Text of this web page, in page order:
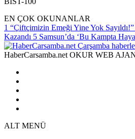
EN ÇOK OKUNANLAR
1 “Çiftçimizin Emeği Yine Yok Sayıldı!”
Kazandı 5 Samsun’da ‘Bu Kampta
HaberCarsamba.net OKUR WEB
ALT MENÜ